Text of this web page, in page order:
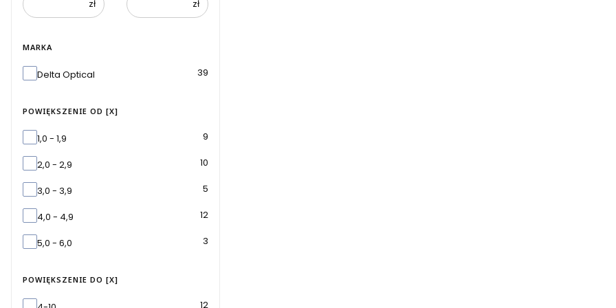
zł zł
MARKA
Marka
Delta Optical 39
POWIĘKSZENIE OD [X]
Powiększenie od [x]
1,0 - 1,9 9
2,0 - 2,9 10
3,0 - 3,9 5
4,0 - 4,9 12
5,0 - 6,0 3
POWIĘKSZENIE DO [X]
12